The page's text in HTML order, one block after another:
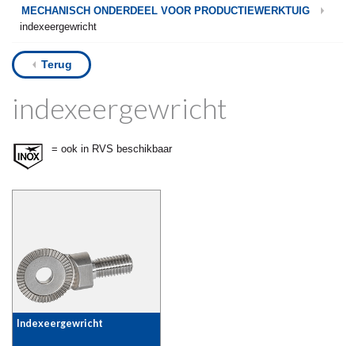
MECHANISCH ONDERDEEL VOOR PRODUCTIEWERKTUIG
indexeergewricht
Terug
indexeergewricht
= ook in RVS beschikbaar
Indexeergewricht